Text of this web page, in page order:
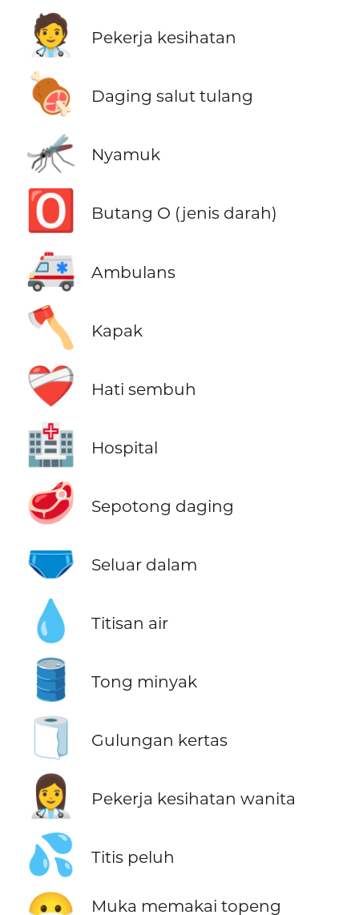
🧑‍⚕️
Pekerja kesihatan
🍖 Daging salut tulang
🦟 Nyamuk
🅾️ Butang O (jenis darah)
🚑 Ambulans
🪓 Kapak
❤️‍🩹 Hati sembuh
🏥 Hospital
🥩 Sepotong daging
🩲 Seluar dalam
💧 Titisan air
🛢️ Tong minyak
🧻 Gulungan kertas
👩‍⚕️ Pekerja kesihatan wanita
💦 Titis peluh
Muka memakai topeng